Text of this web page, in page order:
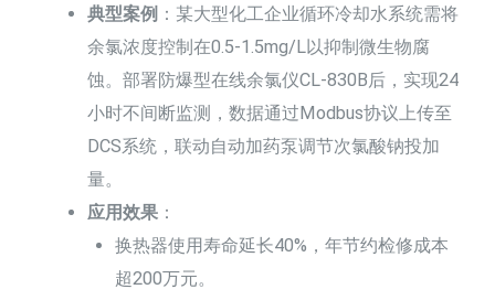
典型案例 ：某大型化工企业循环冷却水系统需将
余氯浓度控制在0.5-1.5mg/L以抑制微生物腐
蚀。部署防爆型在线余氯仪CL-830B后，实现24
小时不间断监测，数据通过Modbus协议上传至
DCS系统，联动自动加药泵调节次氯酸钠投加
量。
应用效果 ：
换热器使用寿命延长40%，年节约检修成本
超200万元。